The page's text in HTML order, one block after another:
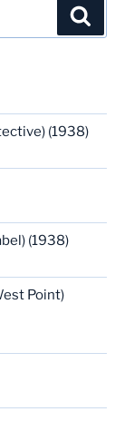
(1938)
(1938)
Point)